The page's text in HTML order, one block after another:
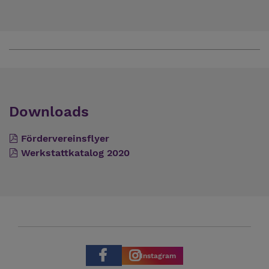
Downloads
Fördervereinsflyer
Werkstattkatalog 2020
Instagram